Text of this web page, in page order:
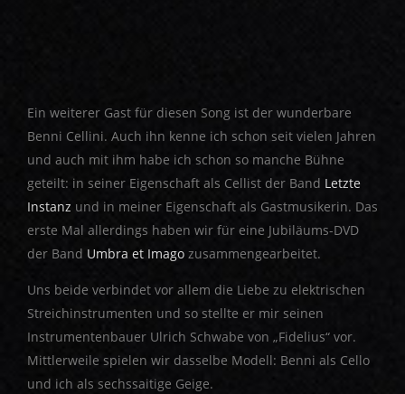
Ein weiterer Gast für diesen Song ist der wunderbare
Benni Cellini. Auch ihn kenne ich schon seit vielen Jahren
und auch mit ihm habe ich schon so manche Bühne
geteilt: in seiner Eigenschaft als Cellist der Band Letzte
Instanz und in meiner Eigenschaft als Gastmusikerin. Das
erste Mal allerdings haben wir für eine Jubiläums-DVD
der Band Umbra et Imago zusammengearbeitet.
Uns beide verbindet vor allem die Liebe zu elektrischen
Streichinstrumenten und so stellte er mir seinen
Instrumentenbauer Ulrich Schwabe von „Fidelius“ vor.
Mittlerweile spielen wir dasselbe Modell: Benni als Cello
und ich als sechssaitige Geige.